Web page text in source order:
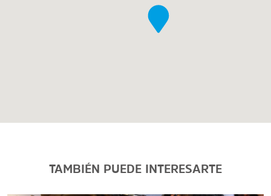
TAMBIÉN PUEDE INTERESARTE